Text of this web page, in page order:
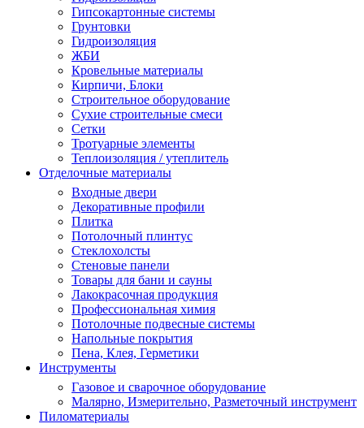
Гипсокартонные системы
Грунтовки
Гидроизоляция
ЖБИ
Кровельные материалы
Кирпичи, Блоки
Строительное оборудование
Сухие строительные смеси
Сетки
Тротуарные элементы
Теплоизоляция / утеплитель
Отделочные материалы
Входные двери
Декоративные профили
Плитка
Потолочный плинтус
Стеклохолсты
Стеновые панели
Товары для бани и сауны
Лакокрасочная продукция
Профессиональная химия
Потолочные подвесные системы
Напольные покрытия
Пена, Клея, Герметики
Инструменты
Газовое и сварочное оборудование
Малярно, Измерительно, Разметочный инструмент
Пиломатериалы